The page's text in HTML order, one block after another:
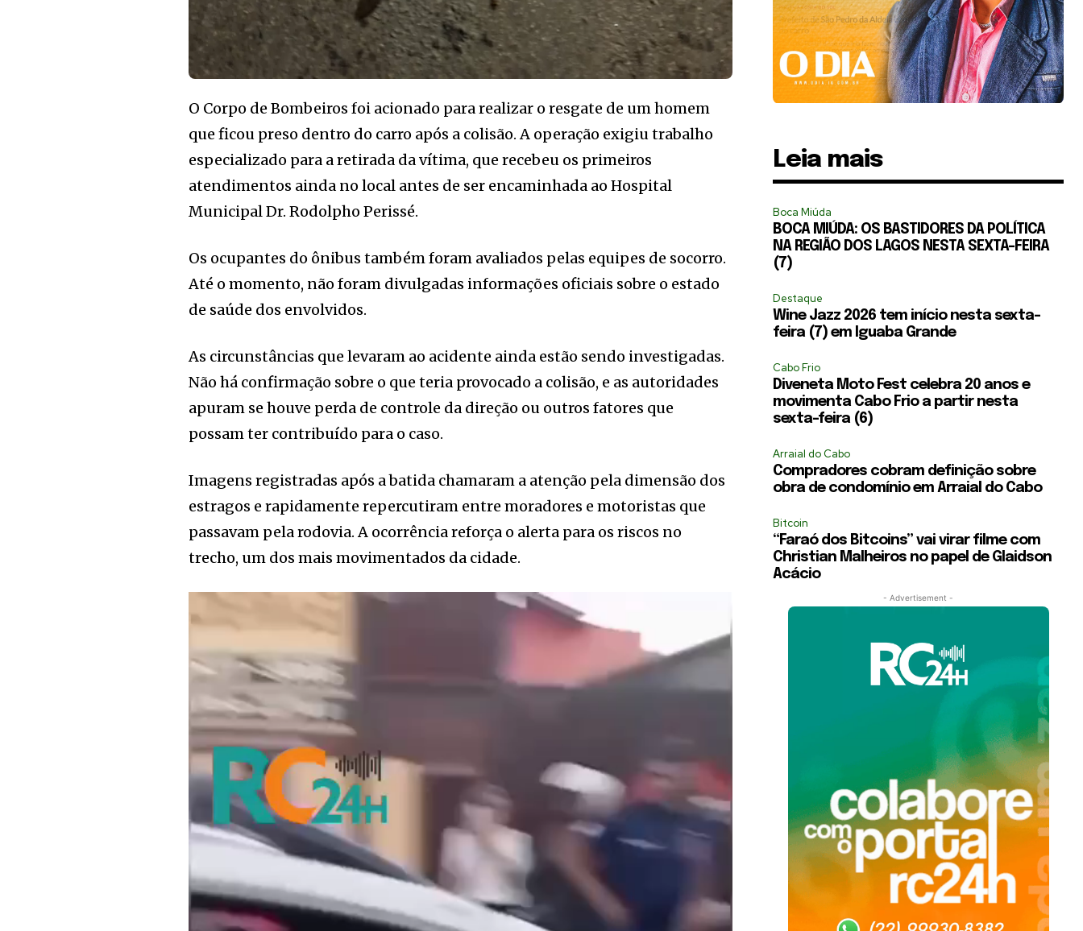
O Corpo de Bombeiros foi acionado para realizar o resgate de um homem
que ficou preso dentro do carro após a colisão. A operação exigiu trabalho
especializado para a retirada da vítima, que recebeu os primeiros
atendimentos ainda no local antes de ser encaminhada ao Hospital
Municipal Dr. Rodolpho Perissé.
Os ocupantes do ônibus também foram avaliados pelas equipes de socorro.
Até o momento, não foram divulgadas informações oficiais sobre o estado
de saúde dos envolvidos.
As circunstâncias que levaram ao acidente ainda estão sendo investigadas.
Não há confirmação sobre o que teria provocado a colisão, e as autoridades
apuram se houve perda de controle da direção ou outros fatores que
possam ter contribuído para o caso.
Imagens registradas após a batida chamaram a atenção pela dimensão dos
estragos e rapidamente repercutiram entre moradores e motoristas que
passavam pela rodovia. A ocorrência reforça o alerta para os riscos no
trecho, um dos mais movimentados da cidade.
Leia mais
Boca Miúda
BOCA MIÚDA: OS BASTIDORES DA POLÍTICA
NA REGIÃO DOS LAGOS NESTA SEXTA-FEIRA
(7)
Destaque
Wine Jazz 2026 tem início nesta sexta-
feira (7) em Iguaba Grande
Cabo Frio
Diveneta Moto Fest celebra 20 anos e
movimenta Cabo Frio a partir nesta
sexta-feira (6)
Arraial do Cabo
Compradores cobram definição sobre
obra de condomínio em Arraial do Cabo
Bitcoin
“Faraó dos Bitcoins” vai virar filme com
Christian Malheiros no papel de Glaidson
Acácio
- Advertisement -